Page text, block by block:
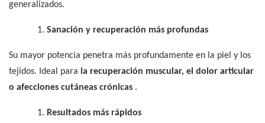
generalizados.
1. Sanación y recuperación más profundas
Su mayor potencia penetra más profundamente en la piel y los
tejidos. Ideal para la recuperación muscular, el dolor articular
o afecciones cutáneas crónicas .
1. Resultados más rápidos